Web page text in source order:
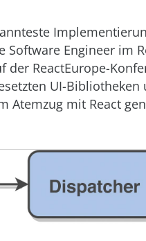
Engineer im
der ReactEurope-
UI-
Atemzug mit React